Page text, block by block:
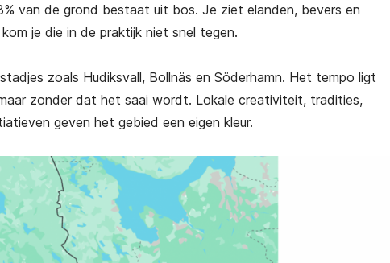
van de grond bestaat uit bos. Je ziet elanden, bevers en
je die in de praktijk niet snel tegen.
zoals Hudiksvall, Bollnäs en Söderhamn. Het tempo ligt
zonder dat het saai wordt. Lokale creativiteit, tradities,
geven het gebied een eigen kleur.
naar Italië
Succesvol emigreren naar
Griekenland
€ 25,00
(gratis verzending)